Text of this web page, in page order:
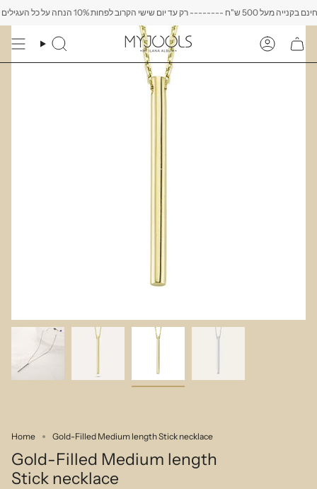
Skip
to
Search
Account
500 ש"ח -------- רק עד יום שישי הקרוב לפחות 10% הנחה על כל העגילים
Home Gold-Filled Medium length Stick necklace
Gold-Filled Medium length
Stick necklace